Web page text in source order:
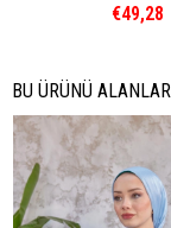
€49,28
BU ÜRÜNÜ